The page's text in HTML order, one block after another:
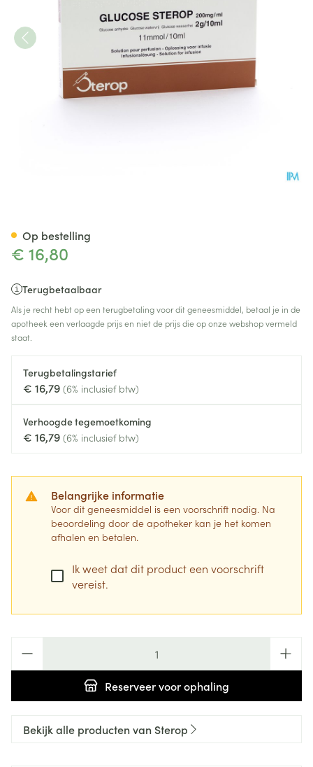
€ 16,80
Terugbetaalbaar
Als je recht hebt op een terugbetaling voor dit geneesmiddel, betaal je in de
apotheek een verlaagde prijs en niet de prijs die op onze webshop vermeld
staat.
Terugbetalingstarief
€ 16,79 (6% inclusief btw)
Verhoogde tegemoetkoming
€ 16,79 (6% inclusief btw)
Belangrijke informatie
Voor dit geneesmiddel is een voorschrift nodig. Na
beoordeling door de apotheker kan je het komen
afhalen en betalen.
Ik weet dat dit product een voorschrift
vereist.
Reserveervoor ophaling
Op bestelling
Bekijk alle producten van Sterop